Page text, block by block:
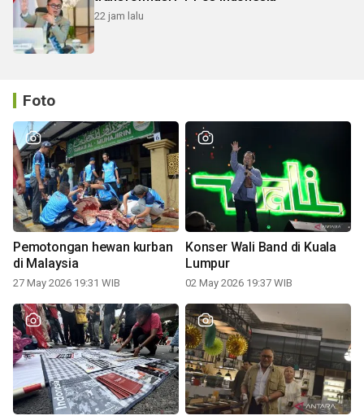
22 jam lalu
Foto
Pemotongan hewan kurban
di Malaysia
27 May 2026 19:31 WIB
Konser Wali Band di Kuala
Lumpur
02 May 2026 19:37 WIB